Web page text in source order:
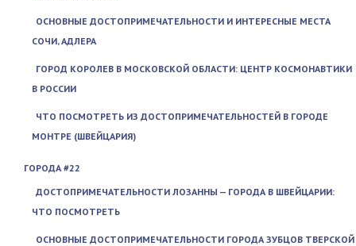
ОСНОВНЫЕ ДОСТОПРИМЕЧАТЕЛЬНОСТИ И ИНТЕРЕСНЫЕ МЕСТА
СОЧИ, АДЛЕРА
ГОРОД КОРОЛЕВ В МОСКОВСКОЙ ОБЛАСТИ: ЦЕНТР КОСМОНАВТИКИ
В РОССИИ
ЧТО ПОСМОТРЕТЬ ИЗ ДОСТОПРИМЕЧАТЕЛЬНОСТЕЙ В ГОРОДЕ
МОНТРЕ (ШВЕЙЦАРИЯ)
ГОРОДА #22
ДОСТОПРИМЕЧАТЕЛЬНОСТИ ЛОЗАННЫ — ГОРОДА В ШВЕЙЦАРИИ:
ЧТО ПОСМОТРЕТЬ
ОСНОВНЫЕ ДОСТОПРИМЕЧАТЕЛЬНОСТИ ГОРОДА ЗУБЦОВ ТВЕРСКОЙ